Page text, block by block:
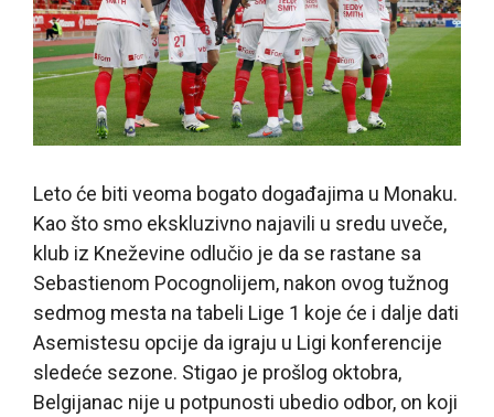
Leto će biti veoma bogato događajima u Monaku.
Kao što smo ekskluzivno najavili u sredu uveče,
klub iz Kneževine odlučio je da se rastane sa
Sebastienom Pocognolijem, nakon ovog tužnog
sedmog mesta na tabeli Lige 1 koje će i dalje dati
Asemistesu opcije da igraju u Ligi konferencije
sledeće sezone. Stigao je prošlog oktobra,
Belgijanac nije u potpunosti ubedio odbor, on koji